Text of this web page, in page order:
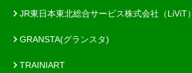
JR東日本東北総合サービス株式会社（LiViT）
GRANSTA(グランスタ)
TRAINIART